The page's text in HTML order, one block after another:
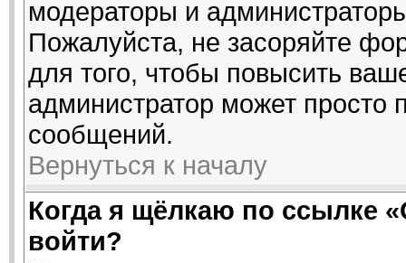
модераторы и
Пожалуйста, не засоряйте
для того, чтобы повысить
администратор может просто
сообщений.
Вернуться к началу
Когда я щёлкаю по ссылке
войти?